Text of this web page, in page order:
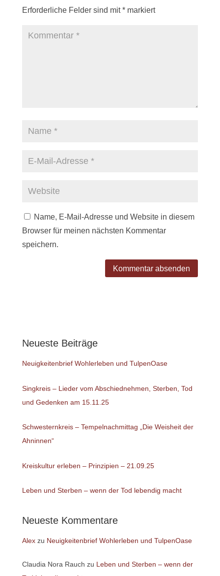
Erforderliche Felder sind mit*markiert
Name, E-Mail-Adresse und Website in diesem
Browser für meinen nächsten Kommentar
speichern.
Neueste Beiträge
Neuigkeitenbrief Wohlerleben und TulpenOase
Singkreis – Lieder vom Abschiednehmen, Sterben, Tod
und Gedenken am 15.11.25
Schwesternkreis – Tempelnachmittag „Die Weisheit der
Ahninnen“
Kreiskultur erleben – Prinzipien – 21.09.25
Leben und Sterben – wenn der Tod lebendig macht
Neueste Kommentare
Alexzu Neuigkeitenbrief Wohlerleben und TulpenOase
Claudia Nora Rauch zu Leben und Sterben – wenn der